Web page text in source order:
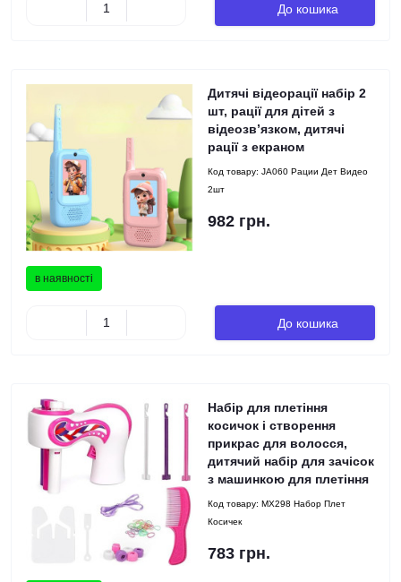
До кошика
в наявності
Дитячі відеорації набір 2
шт, рації для дітей з
відеозв’язком, дитячі
рації з екраном
Код товару: JA060 Рации Дет Видео
2шт
982 грн.
До кошика
Набір для плетіння
косичок і створення
прикрас для волосся,
дитячий набір для зачісок
з машинкою для плетіння
Код товару: MX298 Набор Плет
Косичек
783 грн.